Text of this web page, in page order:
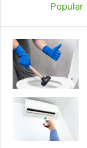
Popular